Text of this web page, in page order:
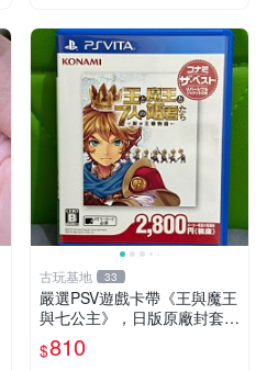
古玩基地 33
嚴選PSV遊戲卡帶《王與魔王
與七公主》，日版原廠封套，
雙面精美封面，實測暢玩無障
礙。久藏家中，輕微使用痕
$810